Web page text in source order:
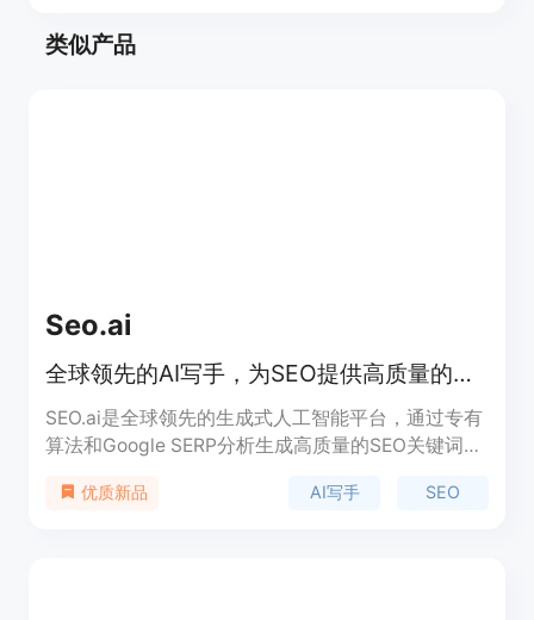
类似产品
Seo.ai
全球领先的AI写手，为SEO提供高质量的关键词研究和AI文案创作
SEO.ai是全球领先的生成式人工智能平台，通过专有
算法和Google SERP分析生成高质量的SEO关键词研
升。支持50多种语言。立即免费试用！
优质新品 AI写手 SEO